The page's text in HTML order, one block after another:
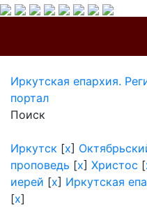
Иркутская епархия.
портал
Поиск
Иркутск [x]
проповедь [x] Христос [
иерей [x] Иркутская
[x]